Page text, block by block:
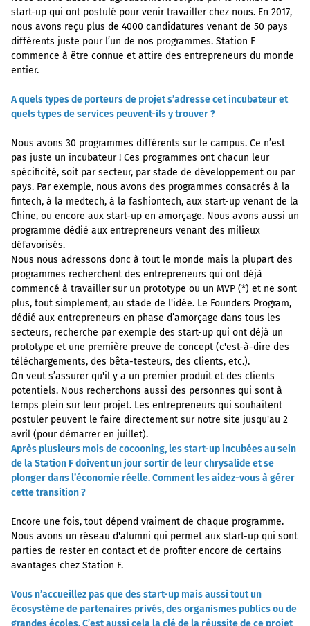
start-up qui ont postulé pour venir travailler chez nous. En 2017,
nous avons reçu plus de 4000 candidatures venant de 50 pays
différents juste pour l’un de nos programmes. Station F
commence à être connue et attire des entrepreneurs du monde
entier.
A quels types de porteurs de projet s’adresse cet incubateur et
quels types de services peuvent-ils y trouver ?
Nous avons 30 programmes différents sur le campus. Ce n’est
pas juste un incubateur ! Ces programmes ont chacun leur
spécificité, soit par secteur, par stade de développement ou par
pays. Par exemple, nous avons des programmes consacrés à la
fintech, à la medtech, à la fashiontech, aux start-up venant de la
Chine, ou encore aux start-up en amorçage. Nous avons aussi un
programme dédié aux entrepreneurs venant des milieux
défavorisés.
Nous nous adressons donc à tout le monde mais la plupart des
programmes recherchent des entrepreneurs qui ont déjà
commencé à travailler sur un prototype ou un MVP (*) et ne sont
plus, tout simplement, au stade de l'idée. Le Founders Program,
dédié aux entrepreneurs en phase d’amorçage dans tous les
secteurs, recherche par exemple des start-up qui ont déjà un
prototype et une première preuve de concept (c'est-à-dire des
téléchargements, des bêta-testeurs, des clients, etc.).
On veut s’assurer qu'il y a un premier produit et des clients
potentiels. Nous recherchons aussi des personnes qui sont à
temps plein sur leur projet. Les entrepreneurs qui souhaitent
postuler peuvent le faire directement sur notre site jusqu'au 2
avril (pour démarrer en juillet).
Après plusieurs mois de cocooning, les start-up incubées au sein
de la Station F doivent un jour sortir de leur chrysalide et se
plonger dans l’économie réelle. Comment les aidez-vous à gérer
cette transition ?
Encore une fois, tout dépend vraiment de chaque programme.
Nous avons un réseau d'alumni qui permet aux start-up qui sont
parties de rester en contact et de profiter encore de certains
avantages chez Station F.
Vous n’accueillez pas que des start-up mais aussi tout un
écosystème de partenaires privés, des organismes publics ou de